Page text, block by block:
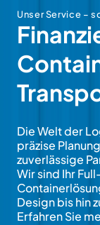
Unser Service –
Die Welt der
präzise
zuverlässige
Wir sind Ihr
Design bis hin
Erfahren Sie